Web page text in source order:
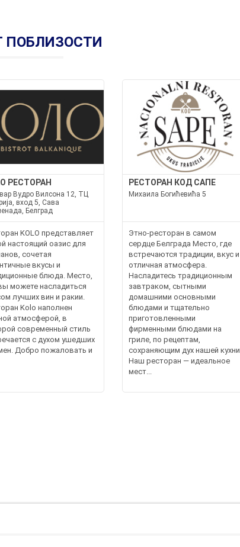
ПОБЛИЗОСТИ
РЕСТОРАН
Вудро Вилсона 12, ТЦ
вход 5, Сава
Белград
KOLO представляет
настоящий оазис для
сочетая
вкусы и
блюда. Место,
можете насладиться
лучших вин и ракии.
Kolo наполнен
атмосферой, в
современный стиль
с духом ушедших
Добро пожаловать и
РЕСТОРАН КОД САПЕ
Михаила Богићевића 5
Этно-ресторан в самом
сердце Белграда Место, где
встречаются традиции, вкус и
отличная атмосфера.
Насладитесь традиционным
завтраком, сытными
домашними основными
блюдами и тщательно
приготовленными
фирменными блюдами на
гриле, по рецептам,
сохраняющим дух нашей кухни.
Наш ресторан — идеальное
мест...